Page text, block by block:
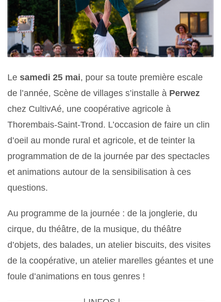
Le samedi 25 mai, pour sa toute première escale
de l’année, Scène de villages s’installe à Perwez
chez CultivAé, une coopérative agricole à
Thorembais-Saint-Trond. L’occasion de faire un clin
d’oeil au monde rural et agricole, et de teinter la
programmation de de la journée par des spectacles
et animations autour de la sensibilisation à ces
questions.
Au programme de la journée : de la jonglerie, du
cirque, du théâtre, de la musique, du théâtre
d’objets, des balades, un atelier biscuits, des visites
de la coopérative, un atelier marelles géantes et une
foule d’animations en tous genres !